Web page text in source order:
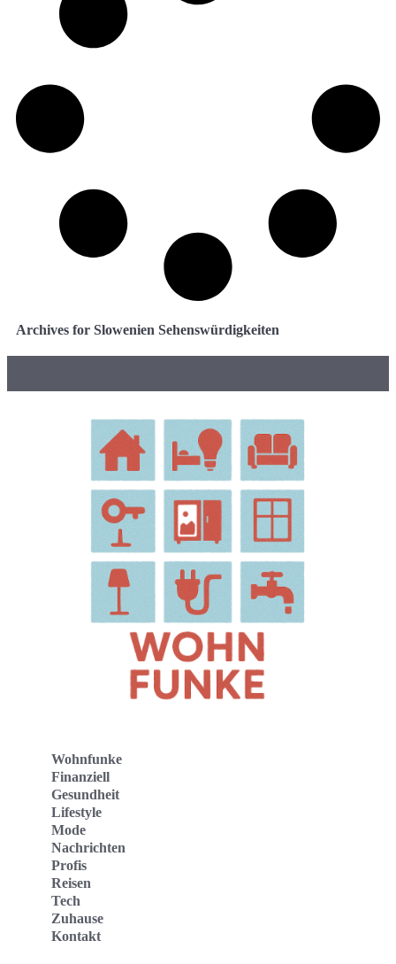
Archives for Slowenien Sehenswürdigkeiten
Wohnfunke
Finanziell
Gesundheit
Lifestyle
Mode
Nachrichten
Profis
Reisen
Tech
Zuhause
Kontakt